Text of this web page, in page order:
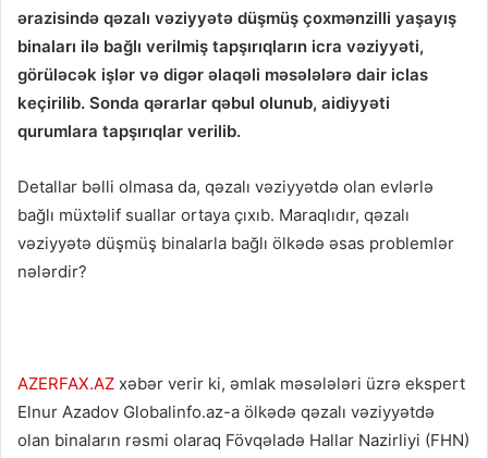
ərazisində qəzalı vəziyyətə düşmüş çoxmənzilli yaşayış
binaları ilə bağlı verilmiş tapşırıqların icra vəziyyəti,
görüləcək işlər və digər əlaqəli məsələlərə dair iclas
keçirilib. Sonda qərarlar qəbul olunub, aidiyyəti
qurumlara tapşırıqlar verilib.
Detallar bəlli olmasa da, qəzalı vəziyyətdə olan evlərlə
bağlı müxtəlif suallar ortaya çıxıb. Maraqlıdır, qəzalı
vəziyyətə düşmüş binalarla bağlı ölkədə əsas problemlər
nələrdir?
AZERFAX.AZ xəbər verir ki, əmlak məsələləri üzrə ekspert
Elnur Azadov Globalinfo.az-a ölkədə qəzalı vəziyyətdə
olan binaların rəsmi olaraq Fövqəladə Hallar Nazirliyi (FHN)